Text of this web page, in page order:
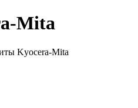
Mita
Kyocera-Mita